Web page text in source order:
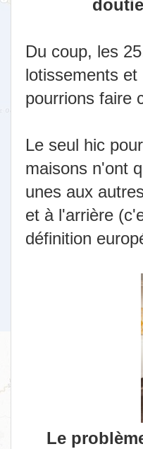
Du coup, les
lotissements
pourrions faire
Le seul hic
maisons n'ont
unes aux
et à l'arrière
définition
Le